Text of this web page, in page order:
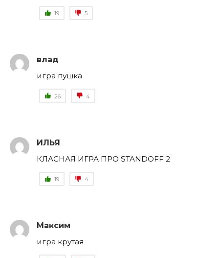
19 5
влад
игра пушка
26 4
ИЛЬЯ
КЛАСНАЯ ИГРА ПРО STANDOFF 2
19 4
Максим
игра крутая